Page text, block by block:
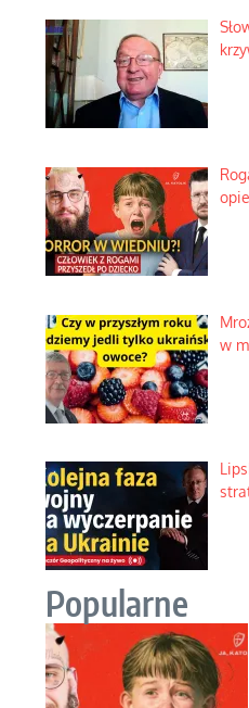
w
Popularne